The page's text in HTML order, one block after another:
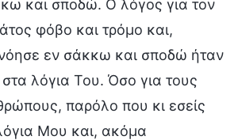
και σποδώ. Ο λόγος για τον
φόβο και τρόμο και,
εν σάκκω και σποδώ ήταν
στα λόγια Του. Όσο για τους
παρόλο που κι εσείς
Μου και, ακόμα